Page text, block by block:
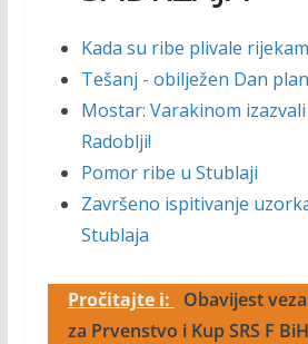
Kada su ribe plivale
Tešanj - obilježen Dan
Mostar: Varakinom
Radoblji!
Pomor ribe u Stublaji
Završeno ispitivanje
Stublaja
Pročitajte i:
Obavijest
za Prvenstvo i Kup SRS F BiH